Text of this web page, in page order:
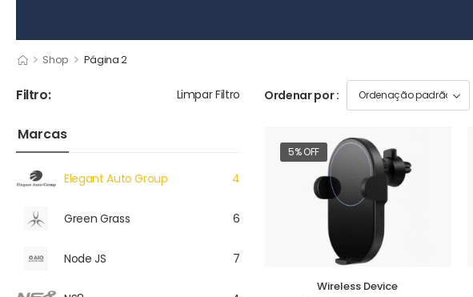
> Shop > Página 2
Filtro: Limpar Filtro
Marcas
Elegant Auto Group 4
Green Grass 6
Node JS 7
Ordenar por :
5% OFF
Wireless Device